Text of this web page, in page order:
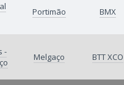
Portimão BMX
-
Melgaço BTT XCO